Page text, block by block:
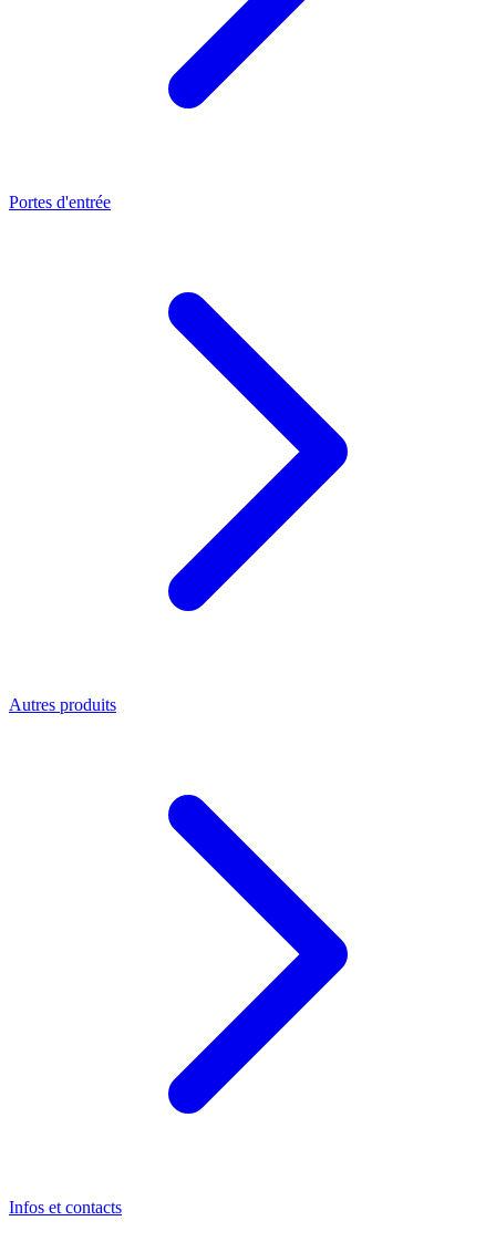
Portes d'entrée
Autres produits
Infos et contacts